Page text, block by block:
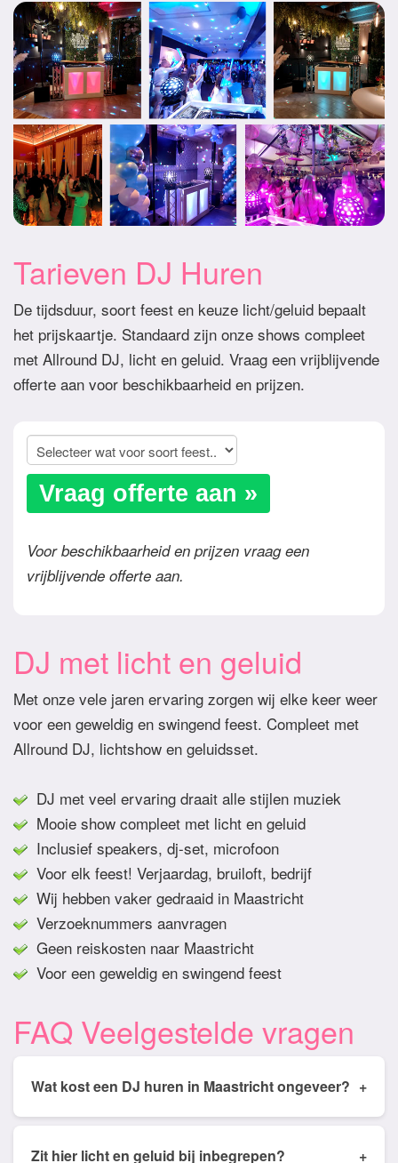
Tarieven DJ Huren
De tijdsduur, soort feest en keuze licht/geluid bepaalt
het prijskaartje. Standaard zijn onze shows compleet
met Allround DJ, licht en geluid. Vraag een vrijblijvende
offerte aan voor beschikbaarheid en prijzen.
Vraag offerte aan »
Voor beschikbaarheid en prijzen vraag een
vrijblijvende offerte aan.
DJ met licht en geluid
Met onze vele jaren ervaring zorgen wij elke keer weer
voor een geweldig en swingend feest. Compleet met
Allround DJ, lichtshow en geluidsset.
DJ met veel ervaring draait alle stijlen muziek
Mooie show compleet met licht en geluid
Inclusief speakers, dj-set, microfoon
Voor elk feest! Verjaardag, bruiloft, bedrijf
Wij hebben vaker gedraaid in Maastricht
Verzoeknummers aanvragen
Geen reiskosten naar Maastricht
Voor een geweldig en swingend feest
FAQ Veelgestelde vragen
Wat kost een DJ huren in Maastricht ongeveer? +
gemiddeld tussen de € 350,- en € 950,- Prijs is
Zit hier licht en geluid bij inbegrepen? +